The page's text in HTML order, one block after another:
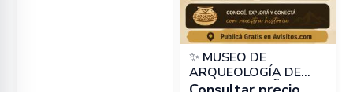
✨ MUSEO DE
ARQUEOLOGÍA DE
ALTA MONTAÑA